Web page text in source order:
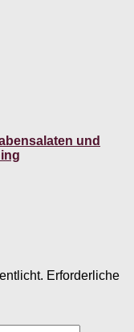
und
Erforderliche